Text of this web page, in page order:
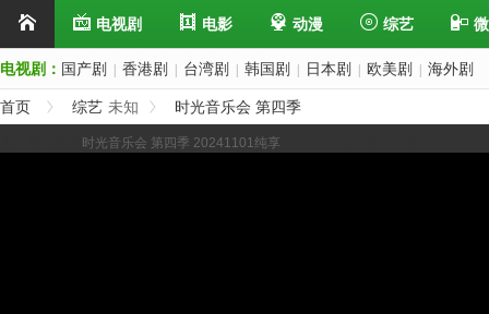
电视剧 电影 动漫 综艺
电视剧： 国产剧 香港剧 台湾剧 韩国剧 日本剧 欧美剧 海外剧
首页 综艺 未知 时光音乐会 第四季
时光音乐会 第四季 20241101纯享